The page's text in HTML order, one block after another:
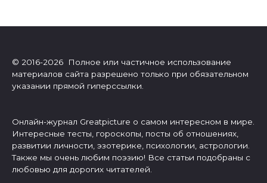
© 2016-2026 Полное или частичное использование
материалов сайта разрешено только при обязательном
указании прямой гиперссылки.
Онлайн-журнал Greatpicture о самом интересном в мире.
Интересные тесты, гороскопы, посты об отношениях,
развитии личности, эзотерике, психологии, астрологии.
Также мы очень любим поэзию! Все статьи подобраны с
любовью для дорогих читателей.